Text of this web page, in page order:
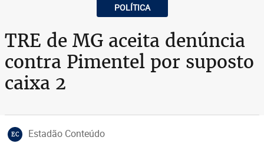
POLÍTICA
TRE de MG aceita denúncia
contra Pimentel por suposto
caixa 2
EC Estadão Conteúdo